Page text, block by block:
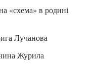
«схема» в родині
Лучанова
Журила